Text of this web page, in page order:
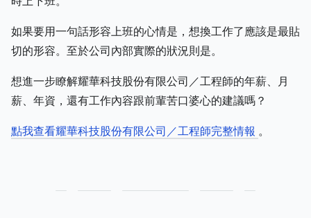
如果要用一句話形容上班的心情是，想換工作了應該是最貼
切的形容。至於公司內部實際的狀況則是。
想進一步瞭解耀華科技股份有限公司／工程師的年薪、月
薪、年資，還有工作內容跟前輩苦口婆心的建議嗎？
點我查看耀華科技股份有限公司／工程師完整情報 。